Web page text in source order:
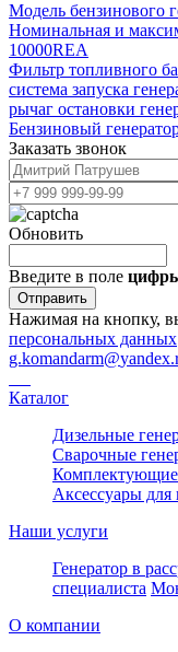
Модель бензинового
Номинальная и
10000REA
Фильтр топливного
система запуска
рычаг остановки
Бензиновый
Заказать звонок
Обновить
Введите в поле
Отправить
Нажимая на кнопку,
персональных данных
g.komandarm@
Каталог
Дизельные
Сварочные
Комплектующие
Аксессуары для
Наши услуги
Генератор в
специалиста
О компании